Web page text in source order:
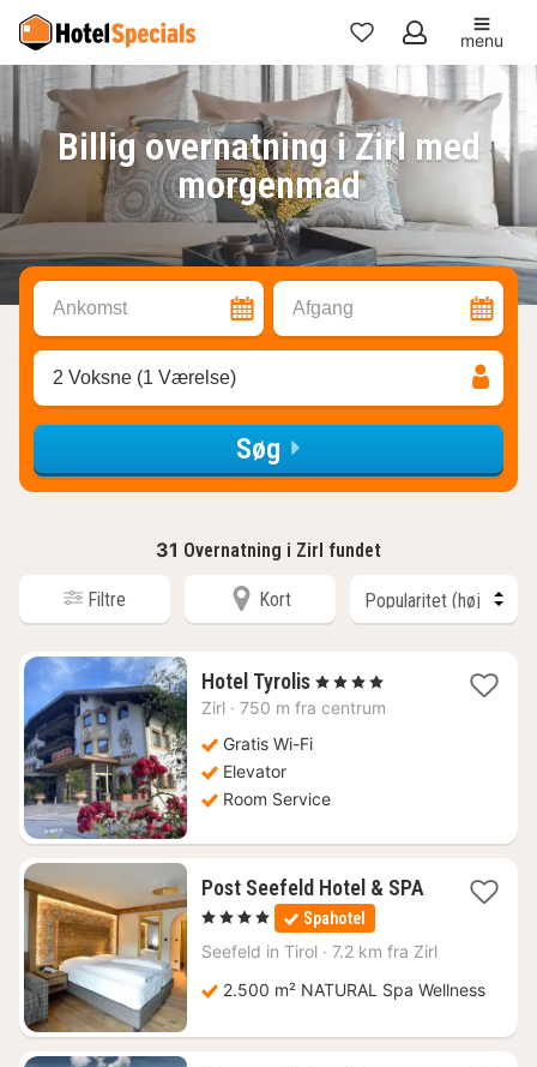
Mine
favoritter
menu
Billig overnatning i Zirl med
morgenmad
Ankomst Afgang
2 Voksne (1 Værelse)
Søg
31 Overnatning i Zirl fundet
Filtre Kort
Hotel Tyrolis1
nat
, 4 Stjerner
Zirl · 750 m fra centrum
Gratis Wi-Fi
Elevator
Room Service
Post Seefeld Hotel & SPA
1
nat
fra
kr.
, 4 Stjerner Spahotel
Seefeld in Tirol · 7.2 km fra Zirl
2.500 m² NATURAL Spa Wellness